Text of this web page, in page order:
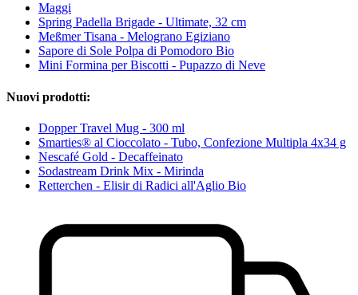
Maggi
Spring Padella Brigade - Ultimate, 32 cm
Meßmer Tisana - Melograno Egiziano
Sapore di Sole Polpa di Pomodoro Bio
Mini Formina per Biscotti - Pupazzo di Neve
Nuovi prodotti:
Dopper Travel Mug - 300 ml
Smarties® al Cioccolato - Tubo, Confezione Multipla 4x34 g
Nescafé Gold - Decaffeinato
Sodastream Drink Mix - Mirinda
Retterchen - Elisir di Radici all'Aglio Bio